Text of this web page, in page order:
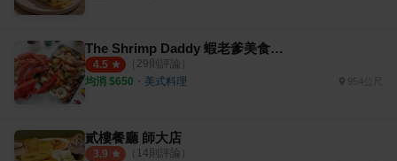
The Shrimp Daddy 蝦老爹美食海鮮
4.5 （ 29則評論）
均消 $650 ・ 美式料理 954公尺
貳樓餐廳 師大店
3.9 （ 14則評論）